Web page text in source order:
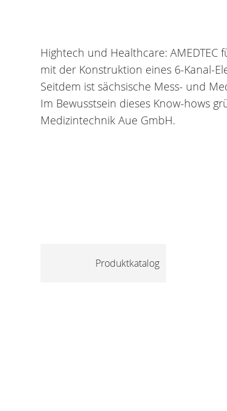
Hightech und Healthcare: AMEDTEC
mit der Konstruktion eines 6-Kanal-
Seitdem ist sächsische Mess- und
Im Bewusstsein dieses Know-hows
Medizintechnik Aue GmbH.
Produktkatalog